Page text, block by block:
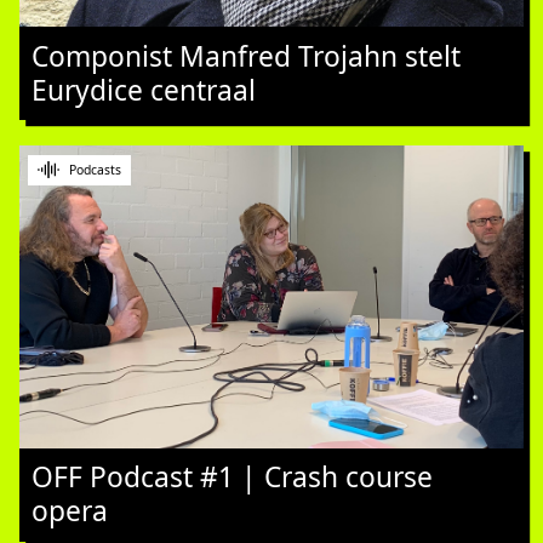
Componist Manfred Trojahn stelt
Eurydice centraal
Podcasts
OFF Podcast #1 | Crash course
opera